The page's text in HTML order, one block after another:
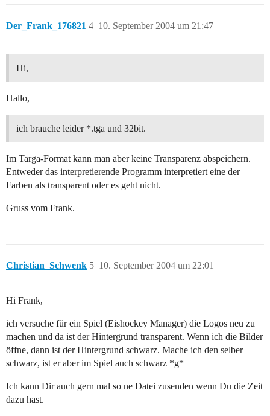
Der_Frank_176821 10. September 2004 um 21:47
4
Hi,
Hallo,
ich brauche leider *.tga und 32bit.
Im Targa-Format kann man aber keine Transparenz abspeichern.
Entweder das interpretierende Programm interpretiert eine der
Farben als transparent oder es geht nicht.
Gruss vom Frank.
Christian_Schwenk 10. September 2004 um 22:01
5
Hi Frank,
ich versuche für ein Spiel (Eishockey Manager) die Logos neu zu
machen und da ist der Hintergrund transparent. Wenn ich die Bilder
öffne, dann ist der Hintergrund schwarz. Mache ich den selber
schwarz, ist er aber im Spiel auch schwarz *g*
Ich kann Dir auch gern mal so ne Datei zusenden wenn Du die Zeit
dazu hast.